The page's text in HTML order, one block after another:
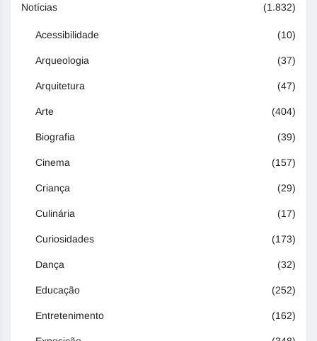
Notícias (1.832)
Acessibilidade (10)
Arqueologia (37)
Arquitetura (47)
Arte (404)
Biografia (39)
Cinema (157)
Criança (29)
Culinária (17)
Curiosidades (173)
Dança (32)
Educação (252)
Entretenimento (162)